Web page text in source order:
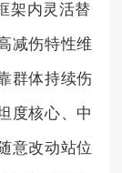
架内灵活替
减伤特性维
群体持续伤
度核心、中
意改动站位